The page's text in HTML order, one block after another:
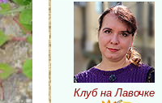
Клуб на Лавочке